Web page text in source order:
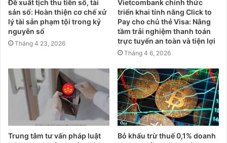
Đề xuất tịch thu tiền số, tài
sản số: Hoàn thiện cơ chế xử
lý tài sản phạm tội trong kỷ
nguyên số
Tháng 4 23, 2026
Vietcombank chính thức
triển khai tính năng Click to
Pay cho chủ thẻ Visa: Nâng
tầm trải nghiệm thanh toán
trực tuyến an toàn và tiện lợi
Tháng 4 6, 2026
Trung tâm tư vấn pháp luật
Bỏ khấu trừ thuế 0,1% doanh